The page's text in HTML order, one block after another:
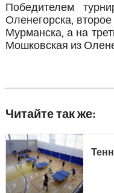
Победителем
Оленегорска,
Мурманска, а на
Мошковская из
Читайте так же: